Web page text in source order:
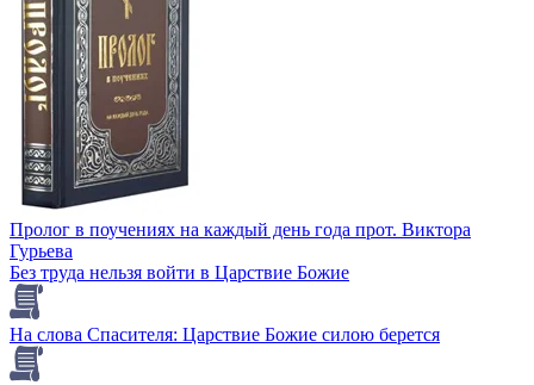
Пролог в поучениях на каждый день года прот. Виктора
Гурьева
Без труда нельзя войти в Царствие Божие
На слова Спасителя: Царствие Божие силою берется